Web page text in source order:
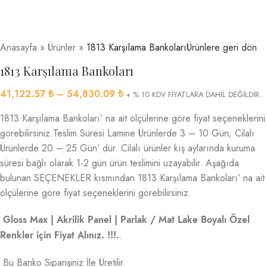
Anasayfa » Ürünler » 1813 Karşılama BankolarıÜrünlere geri dön
1813 Karşılama Bankoları
41,122.57 ₺ – 54,830.09 ₺ + % 10 KDV FİYATLARA DAHİL DEĞİLDİR..
1813 Karşılama Bankoları’ na ait ölçülerine göre fiyat seçeneklerini
görebilirsiniz.Teslim Süresi Lamine Ürünlerde 3 – 10 Gün; Cilalı
Ürünlerde 20 – 25 Gün’ dür. Cilalı ürünler kış aylarında kuruma
süresi bağlı olarak 1-2 gün ürün teslimini uzayabilir. Aşağıda
bulunan SEÇENEKLER kısmından 1813 Karşılama Bankoları’ na ait
ölçülerine göre fiyat seçeneklerini görebilirsiniz.
Gloss Max | Akrilik Panel | Parlak / Mat Lake Boyalı Özel
Renkler için Fiyat Alınız. !!!..
Bu Banko Siparişiniz İle Üretilir.